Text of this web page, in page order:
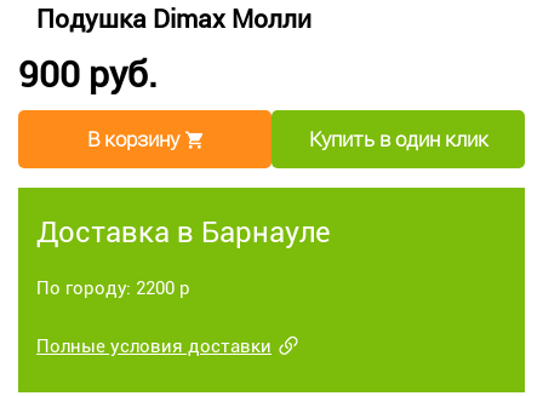
Подушка Dimax Молли
900 руб.
В корзину Купить в один клик
Доставка в Барнауле
По городу: 2200 р
Полные условия доставки